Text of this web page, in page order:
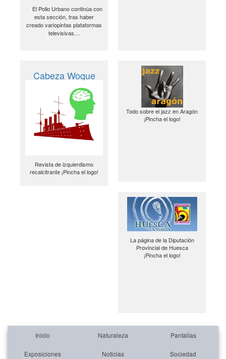
El Pollo Urbano continúa con
esta sección, tras haber
creado variopintas plataformas
televisivas…
Cabeza Woque
Revista de izquierdismo
recalcitrante ¡Pincha el logo!
Todo sobre el jazz en Aragón
¡Pincha el logo!
La página de la Diputación
Provincial de Huesca
¡Pincha el logo!
Inicio Naturaleza Pantallas
Exposiciones Noticias Sociedad